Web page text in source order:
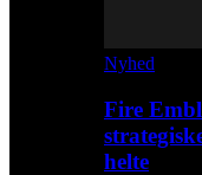
Nyhed
Fire
helte